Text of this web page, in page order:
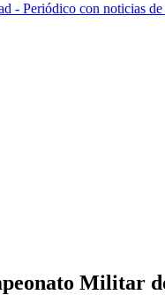
- Periódico con noticias
Militar